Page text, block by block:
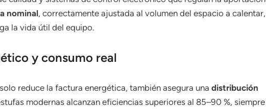
nominal, correctamente ajustada al volumen del espacio a calentar,
la vida útil del equipo.
y consumo real
reduce la factura energética, también asegura una distribución
modernas alcanzan eficiencias superiores al 85–90 %, siempre